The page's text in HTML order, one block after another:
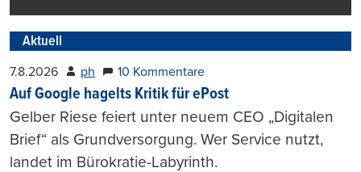
Aktuell
7.8.2026 ph 10 Kommentare
Auf Google hagelts Kritik für ePost
Gelber Riese feiert unter neuem CEO „Digitalen
Brief“ als Grundversorgung. Wer Service nutzt,
landet im Bürokratie-Labyrinth.